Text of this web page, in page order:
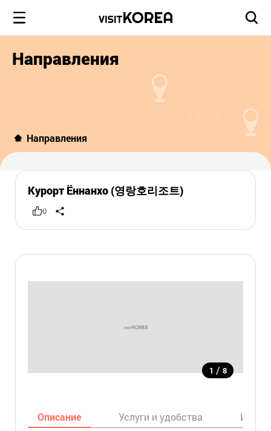
Направления
Направления
Курорт Ённанхо (영랑호리조트)
0
1 / 8
Описание Услуги и удобства